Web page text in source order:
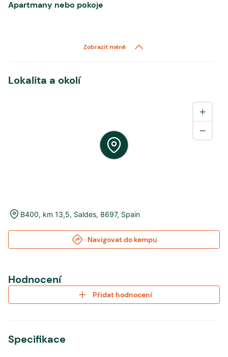
Apartmany nebo pokoje
Zobrazit méně
Lokalita a okolí
B400, km 13,5, Saldes, 8697, Spain
Navigovat do kempu
Hodnocení
Přidat hodnocení
Specifikace